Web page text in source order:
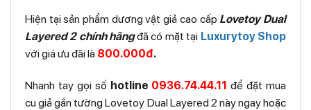
Hiện tại sản phẩm dương vật giả cao cấp Lovetoy Dual
Layered 2 chính hãngđã có mặt tại Luxurytoy Shop
với giá ưu đãi là 800.000đ.
Nhanh tay gọi số hotline 0936.74.44.11 để đặt mua
cu giả gắn tường Lovetoy Dual Layered 2 này ngay hoặc